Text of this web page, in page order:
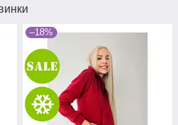
–18%